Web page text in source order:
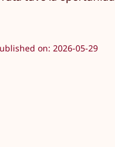
on: 2026-05-29